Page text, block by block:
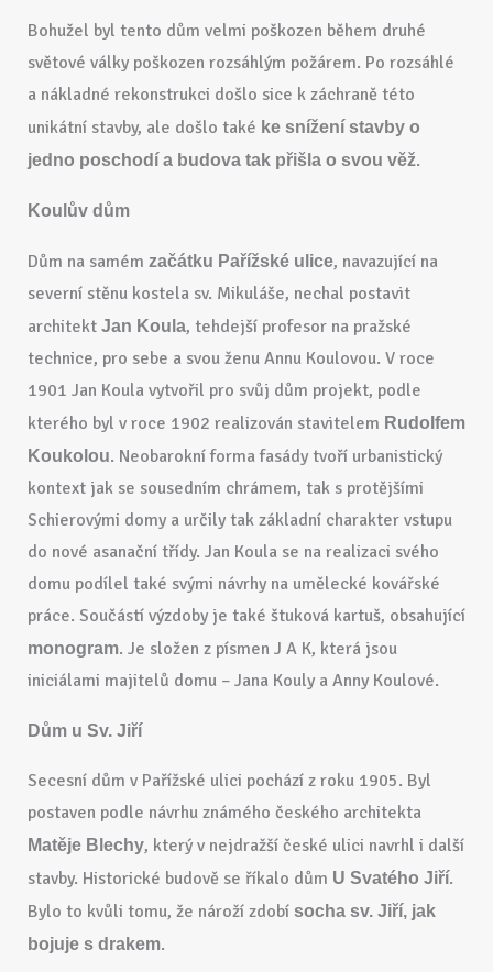
Bohužel byl tento dům velmi poškozen během druhé
světové války poškozen rozsáhlým požárem. Po rozsáhlé
a nákladné rekonstrukci došlo sice k záchraně této
unikátní stavby, ale došlo také ke snížení stavby o
jedno poschodí a budova tak přišla o svou věž.
Koulův dům
Dům na samém začátku Pařížské ulice, navazující na
severní stěnu kostela sv. Mikuláše, nechal postavit
architekt Jan Koula, tehdejší profesor na pražské
technice, pro sebe a svou ženu Annu Koulovou. V roce
1901 Jan Koula vytvořil pro svůj dům projekt, podle
kterého byl v roce 1902 realizován stavitelem Rudolfem
Koukolou. Neobarokní forma fasády tvoří urbanistický
kontext jak se sousedním chrámem, tak s protějšími
Schierovými domy a určily tak základní charakter vstupu
do nové asanační třídy. Jan Koula se na realizaci svého
domu podílel také svými návrhy na umělecké kovářské
práce. Součástí výzdoby je také štuková kartuš, obsahující
monogram. Je složen z písmen J A K, která jsou
iniciálami majitelů domu – Jana Kouly a Anny Koulové.
Dům u Sv. Jiří
Secesní dům v Pařížské ulici pochází z roku 1905. Byl
postaven podle návrhu známého českého architekta
Matěje Blechy, který v nejdražší české ulici navrhl i další
stavby. Historické budově se říkalo dům U Svatého Jiří.
Bylo to kvůli tomu, že nároží zdobí socha sv. Jiří, jak
bojuje s drakem.